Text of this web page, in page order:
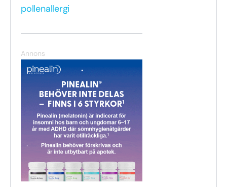
pollenallergi
Annons